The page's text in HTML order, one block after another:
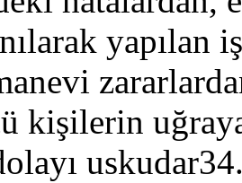
yapılan
kişilerin